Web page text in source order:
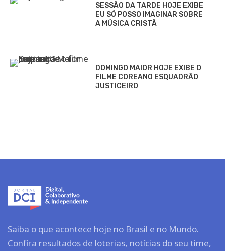
SESSÃO DA TARDE HOJE EXIBE
EU SÓ POSSO IMAGINAR SOBRE
A MÚSICA CRISTÃ
DOMINGO MAIOR HOJE EXIBE O
FILME COREANO ESQUADRÃO
JUSTICEIRO
Saiba o que acontece hoje no Brasil e no Mundo.
Confira resultados de loterias, notícias do seu time,